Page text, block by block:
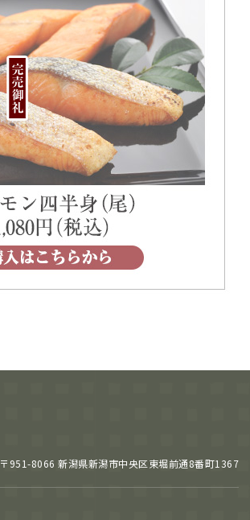
〒951-8066 新潟県新潟市中央区東堀前通8番町1367